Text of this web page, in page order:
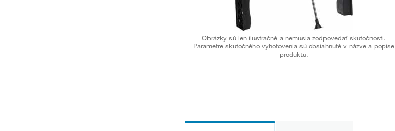
Obrázky sú len ilustračné a nemusia zodpovedať skutočnosti.
Parametre skutočného vyhotovenia sú obsiahnuté v názve a popise
produktu.